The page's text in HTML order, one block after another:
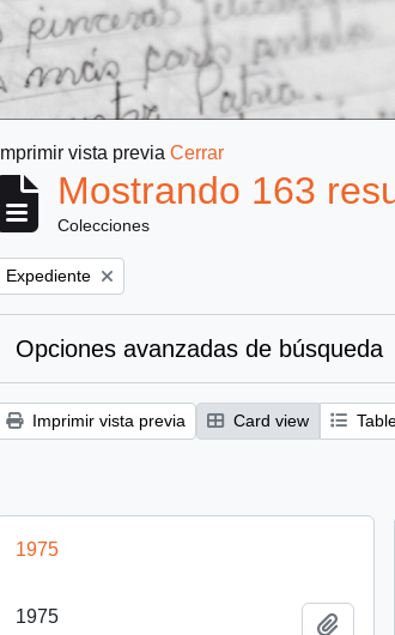
Imprimir vista previa Cerrar
Mostrando 163
Colecciones
Remove filter:
Expediente
Opciones avanzadas de búsqueda
Imprimir vista previa Card view
1975
1975